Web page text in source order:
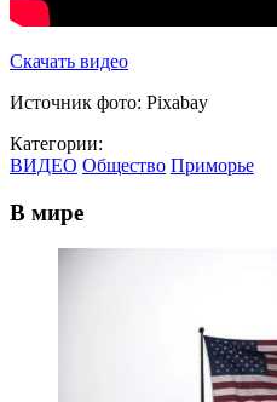
Скачать видео
Источник фото: Pixabay
Категории:
ВИДЕО Общество Приморье
В мире